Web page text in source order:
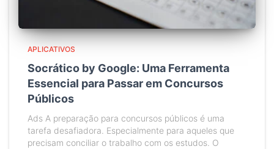
APLICATIVOS
Socrático by Google: Uma Ferramenta
Essencial para Passar em Concursos
Públicos
Ads A preparação para concursos públicos é uma
tarefa desafiadora. Especialmente para aqueles que
precisam conciliar o trabalho com os estudos. O